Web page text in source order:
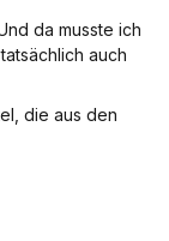
da musste ich
auch
die aus den